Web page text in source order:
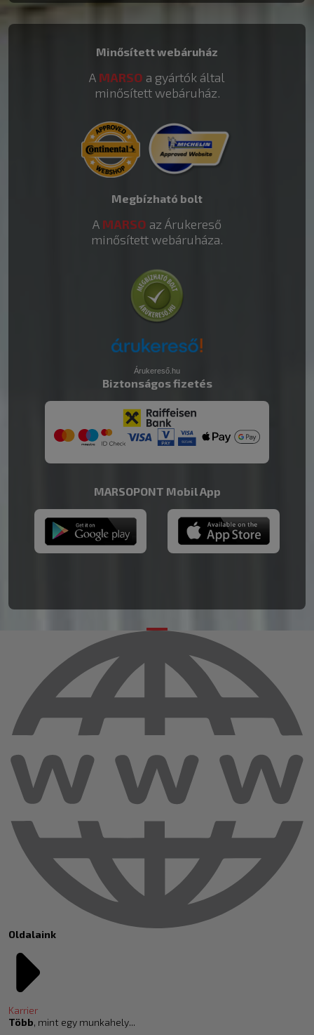
Minősített webáruház
A MARSO a gyártók által
minősített webáruház.
Megbízható bolt
A MARSO az Árukereső
minősített webáruháza.
Árukereső.hu
Biztonságos fizetés
MARSOPONT Mobil App
Oldalaink
Karrier
Több, mint egy munkahely...